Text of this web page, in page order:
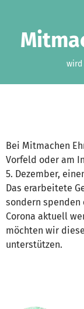
wird
Bei Mitmachen
Vorfeld oder am
5. Dezember,
Das erarbeitete
sondern spenden
Corona aktuell
möchten wir
unterstützen.